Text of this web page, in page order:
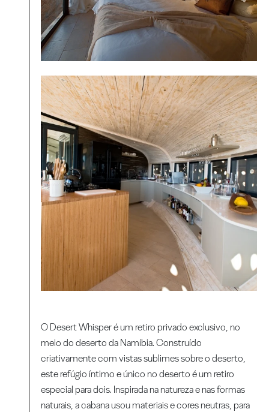
O Desert Whisper é um retiro privado exclusivo, no
meio do deserto da Namíbia. Construído
criativamente com vistas sublimes sobre o deserto,
este refúgio íntimo e único no deserto é um retiro
especial para dois. Inspirada na natureza e nas formas
naturais, a cabana usou materiais e cores neutras, para